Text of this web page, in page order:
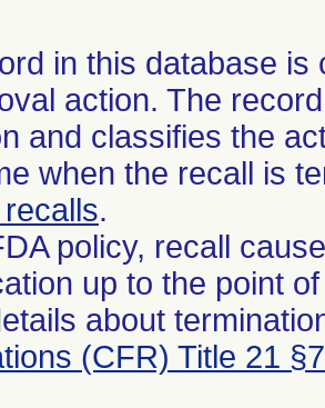
in this database
action. The
and classifies the
when the recall is
.
policy, recall
up to the point
about
(CFR) Title 21